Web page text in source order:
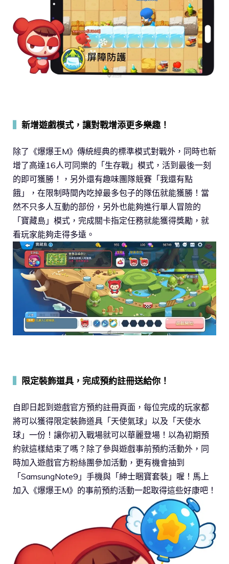
新增遊戲模式，讓對戰增添更多樂趣！
除了《爆爆王M》傳統經典的標準模式對戰外，同時也新
增了高達16人可同樂的「生存戰」模式，活到最後一刻
的即可獲勝！，另外還有趣味團隊競賽「我還有點
餓」，在限制時間內吃掉最多包子的隊伍就能獲勝！當
然不只多人互動的部份，另外也能夠進行單人冒險的
「寶藏島」模式，完成關卡指定任務就能獲得獎勵，就
看玩家能夠走得多遠。
限定裝飾道具，完成預約註冊送給你！
自即日起到遊戲官方預約註冊頁面，每位完成的玩家都
將可以獲得限定裝飾道具「天使氣球」以及「天使水
球」一份！讓你初入戰場就可以華麗登場！以為初期預
約就這樣結束了嗎？除了參與遊戲事前預約活動外，同
時加入遊戲官方粉絲團參加活動，更有機會抽到
「SamsungNote9」手機與「紳士睏寶套裝」喔！馬上
加入《爆爆王M》的事前預約活動一起取得這些好康吧！